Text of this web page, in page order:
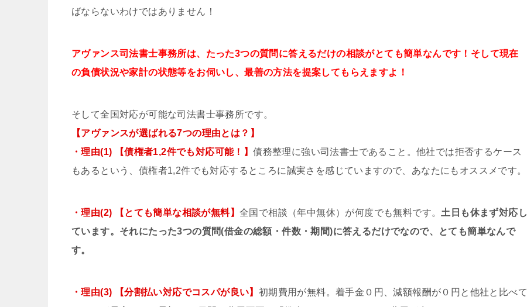
ばならないわけではありません！
アヴァンス司法書士事務所は、 たった3つの質問に答えるだけの相談がとても簡単なんです！そして現在
の負債状況や家計の状態等をお伺いし、最善の方法を提案してもらえますよ！
そして全国対応が可能な司法書士事務所です。
【アヴァンスが選ばれる7つの理由とは？】
・理由(1) 【債権者1,2件でも対応可能！】債務整理に強い司法書士であること。他社では拒否するケース
もあるという、債権者1,2件でも対応するところに誠実さを感じていますので、あなたにもオススメです。
・理由(2) 【とても簡単な相談が無料】 全国で相談（年中無休）が何度でも無料です。 土日も休まず対応し
ています。それにたった3つの質問(借金の総額・件数・期間)に答えるだけでなので、とても簡単なんで
す。
・理由(3) 【分割払い対応でコスパが良い】 初期費用が無料。着手金０円、減額報酬が０円と他社と比べて